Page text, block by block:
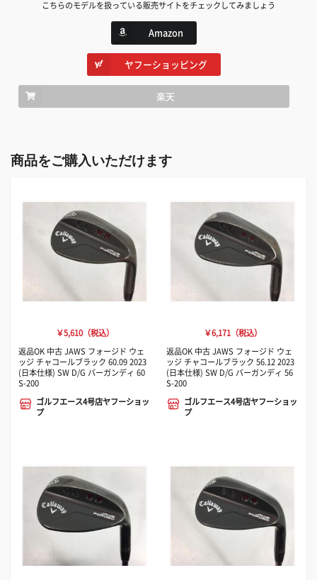
こちらのモデルを扱っている販売サイトをチェックしてみましょう
Amazon
ヤフーショッピング
楽天
商品をご購入いただけます
￥5,610（税込）
返品OK 中古 JAWS フォージド ウェ
ッジ チャコールブラック 60.09 2023
(日本仕様) SW D/G バーガンディ 60
S-200
ゴルフエース4号店ヤフーショッ
プ
￥6,171（税込）
返品OK 中古 JAWS フォージド ウェ
ッジ チャコールブラック 56.12 2023
(日本仕様) SW D/G バーガンディ 56
S-200
ゴルフエース4号店ヤフーショッ
プ